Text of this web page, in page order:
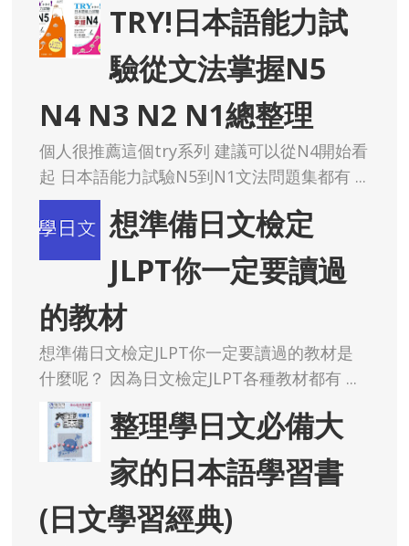
TRY!日本語能力試
驗從文法掌握N5
N4 N3 N2 N1總整理
個人很推薦這個try系列 建議可以從N4開始看
起 日本語能力試驗N5到N1文法問題集都有 ...
想準備日文檢定
JLPT你一定要讀過
的教材
想準備日文檢定JLPT你一定要讀過的教材是
什麼呢？ 因為日文檢定JLPT各種教材都有 ...
整理學日文必備大
家的日本語學習書
(日文學習經典)